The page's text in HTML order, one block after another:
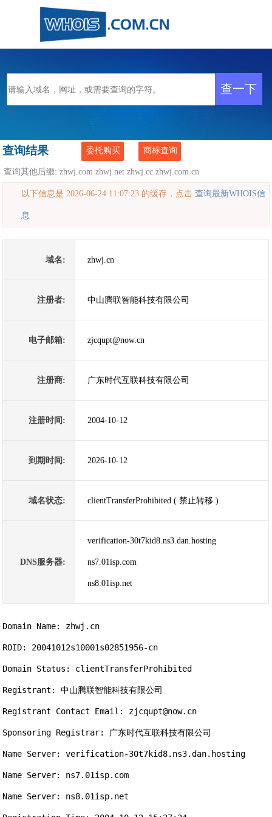
查询结果 委托购买 商标查询
查询其他后缀:zhwj.com zhwj.net zhwj.cc zhwj.com.cn
以下信息是 2026-06-24 11:07:23 的缓存，点击查询最新WHOIS信
息
域名: zhwj.cn
注册者: 中山腾联智能科技有限公司
电子邮箱: zjcqupt@now.cn
注册商: 广东时代互联科技有限公司
注册时间: 2004-10-12
到期时间: 2026-10-12
域名状态: clientTransferProhibited ( 禁止转移 )
DNS服务器:
verification-30t7kid8.ns3.dan.hosting
ns7.01isp.com
ns8.01isp.net
Domain Name: zhwj.cn
ROID: 20041012s10001s02851956-cn
Domain Status: clientTransferProhibited
Registrant: 中山腾联智能科技有限公司
Registrant Contact Email: zjcqupt@now.cn
Sponsoring Registrar: 广东时代互联科技有限公司
Name Server: verification-30t7kid8.ns3.dan.hosting
Name Server: ns7.01isp.com
Name Server: ns8.01isp.net